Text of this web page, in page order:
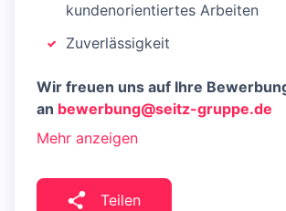
kundenorientiertes Arbeiten
Zuverlässigkeit
Wir freuen uns auf Ihre
an bewerbung@seitz-gruppe.de
Mehr anzeigen
Teilen